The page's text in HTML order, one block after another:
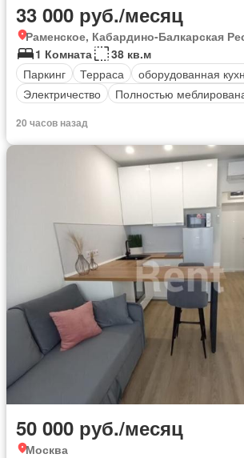
33 000 руб./месяц
Раменское, Кабардино-Балкарская
1 Комната
38 кв.м
Паркинг
Терраса оборудованная
Электричество
Полностью
20 часов назад
50 000 руб./месяц
Москва